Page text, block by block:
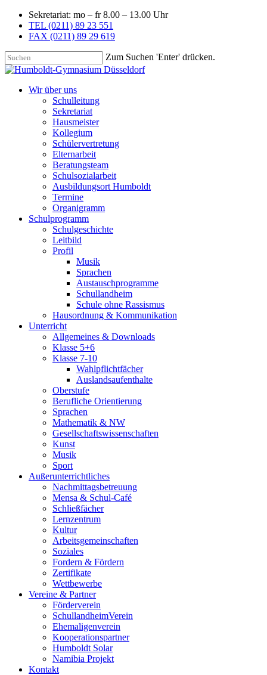
Sekretariat: mo – fr 8.00 – 13.00 Uhr
TEL (0211) 89 23 551
FAX (0211) 89 29 619
Zum Suchen 'Enter' drücken.
Wir über uns
Schulleitung
Sekretariat
Hausmeister
Kollegium
Schülervertretung
Elternarbeit
Beratungsteam
Schulsozialarbeit
Ausbildungsort Humboldt
Termine
Organigramm
Schulprogramm
Schulgeschichte
Leitbild
Profil
Musik
Sprachen
Austauschprogramme
Schullandheim
Schule ohne Rassismus
Hausordnung & Kommunikation
Unterricht
Allgemeines & Downloads
Klasse 5+6
Klasse 7-10
Wahlpflichtfächer
Auslandsaufenthalte
Oberstufe
Berufliche Orientierung
Sprachen
Mathematik & NW
Gesellschaftswissenschaften
Kunst
Musik
Sport
Außerunterrichtliches
Nachmittagsbetreuung
Mensa & Schul-Café
Schließfächer
Lernzentrum
Kultur
Arbeitsgemeinschaften
Soziales
Fordern & Fördern
Zertifikate
Wettbewerbe
Vereine & Partner
Förderverein
SchullandheimVerein
Ehemaligenverein
Kooperationspartner
Humboldt Solar
Namibia Projekt
Kontakt